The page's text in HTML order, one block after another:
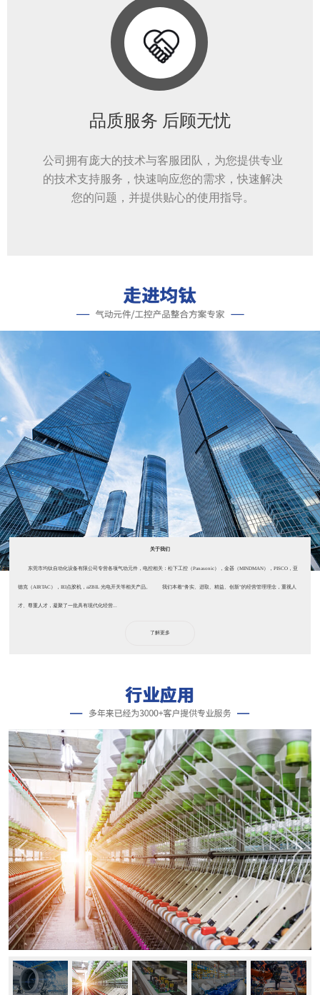
品质服务 后顾无忧
公司拥有庞大的技术与客服团队，为您提供专业
的技术支持服务，快速响应您的需求，快速解决
您的问题，并提供贴心的使用指导。
关于我们
东莞市均钛自动化设备有限公司专营各项气动元件，电控相关：松下工控（Panasonic），金器（MINDMAN），PISCO，亚
德克（AIRTAC），IEI点胶机，aZBIL 光电开关等相关产品。 我们本着“务实、进取、精益、创新”的经营管理理念，重视人
才、尊重人才，凝聚了一批具有现代化经营...
了解更多